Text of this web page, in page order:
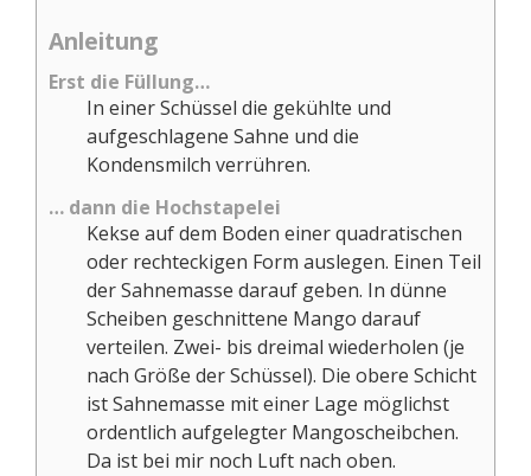
Anleitung
Erst die Füllung…
In einer Schüssel die gekühlte und
aufgeschlagene Sahne und die
Kondensmilch verrühren.
… dann die Hochstapelei
Kekse auf dem Boden einer quadratischen
oder rechteckigen Form auslegen. Einen Teil
der Sahnemasse darauf geben. In dünne
Scheiben geschnittene Mango darauf
verteilen. Zwei- bis dreimal wiederholen (je
nach Größe der Schüssel). Die obere Schicht
ist Sahnemasse mit einer Lage möglichst
ordentlich aufgelegter Mangoscheibchen.
Da ist bei mir noch Luft nach oben.